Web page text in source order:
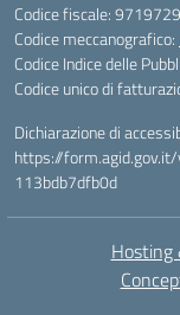
Codice fiscale:
Codice meccanografico:
Codice Indice delle
Codice unico di
Dichiarazione di
https://
113bdb7dfb0d
Hosting